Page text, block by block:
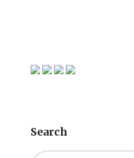
Primärt
Search